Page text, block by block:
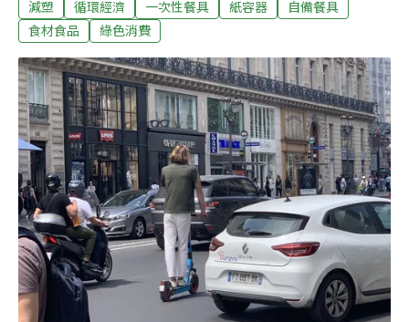
角冰表示，炎炎夏日買冰，自備容器還更好吃。這是因為
紙盒裝冰通常必須加壓，食用口感不佳。若能自備餐具買
環團串聯600店家推自備餐盒享優惠根據環保署統計，去
（2022）年全台紙容器回收量有14萬公噸、約90億個。由
於紙餐盒內含防水、防油的塑膠淋膜，台灣具有處理技術
的廠商太少，回收的紙容器多數只能進焚化爐。為鼓勵民
眾多自備餐盒，媽媽氣候行動聯盟主辦「自備餐盒，有何
不可」活動，明天起正式上路。為期2個月的活動時間
內，民眾只要自備容器到全台600餘家合作店家外帶餐
飲，就能享有優惠。從便當店、冰店到餐酒館，響應的店
家各自出招，祭出折價、加菜、份量升級
減塑 循環經濟 一次性餐具 紙容器
自備餐具
食材食品
綠色消費